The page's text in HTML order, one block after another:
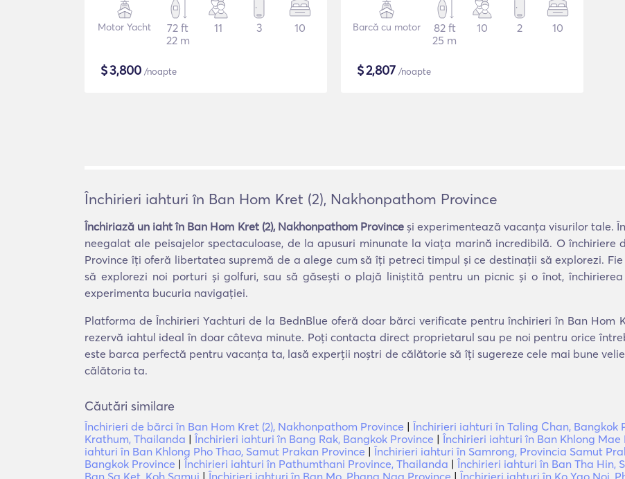
Motor Yacht
72 ft
22 m
11 3 10
$3,800 /noapte
Barcă cu motor
82 ft
25 m
10 2 10
$2,807 /noapte
Închirieri iahturi în Ban Hom Kret (2), Nakhonpathom Province
Închiriază un iaht în Ban Hom Kret (2), Nakhonpathom Provinceși experimentează vacanța visurilor tale.
neegalat ale peisajelor spectaculoase, de la apusuri minunate la viața marină incredibilă. O închiriere
Province îți oferă libertatea supremă de a alege cum să îți petreci timpul și ce destinații să explorezi.
să explorezi noi porturi și golfuri, sau să găsești o plajă liniștită pentru un picnic și o înot,
experimenta bucuria navigației.
Platforma de Închirieri Yachturi de la BednBlue oferă doar bărci verificate pentru închirieri în Ban Hom
rezervă iahtul ideal în doar câteva minute. Poți contacta direct proprietarul sau pe noi pentru orice
este barca perfectă pentru vacanța ta, lasă experții noștri de călătorie să îți sugereze cele mai bune
călătoria ta.
Căutări similare
Închirieri de bărci în Ban Hom Kret (2), Nakhonpathom Province | Închirieri iahturi în Taling Chan, Bangkok
Krathum, Thailanda | Închirieri iahturi în Bang Rak, Bangkok Province | Închirieri iahturi în Ban Khlong Mae
iahturi în Ban Khlong Pho Thao, Samut Prakan Province | Închirieri iahturi în Samrong, Provincia Samut
Bangkok Province | Închirieri iahturi în Pathumthani Province, Thailanda | Închirieri iahturi în Ban Tha Hin,
Ban Sa Ket, Koh Samui | Închirieri iahturi în Ban Mo, Phang Nga Province | Închirieri iahturi în Ko Yao Noi,